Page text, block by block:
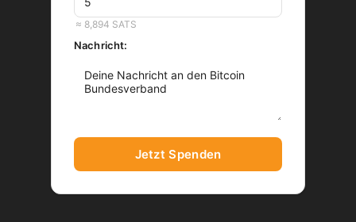
≈ 8,894 SATS
Nachricht:
Jetzt Spenden